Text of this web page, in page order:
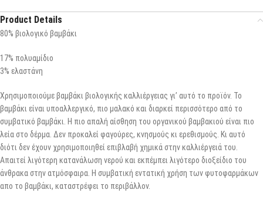
Product Details
80% βιολογικό βαμβάκι
17% πολυαμίδιο
3% ελαστάνη
Χρησιμοποιούμε βαμβάκι βιολογικής καλλιέργειας γι’ αυτό το προϊόν. Το
βαμβάκι είναι υποαλλεργικό, πιο μαλακό και διαρκεί περισσότερο από το
συμβατικό βαμβάκι. Η πιο απαλή αίσθηση του οργανικού βαμβακιού είναι πιο
λεία στο δέρμα. Δεν προκαλεί φαγούρες, κνησμούς κι ερεθισμούς. Κι αυτό
διότι δεν έχουν χρησιμοποιηθεί επιβλαβή χημικά στην καλλιέργειά του.
Απαιτεί λιγότερη κατανάλωση νερού και εκπέμπει λιγότερο διοξείδιο του
άνθρακα στην ατμόσφαιρα. Η συμβατική εντατική χρήση των φυτοφαρμάκων
απο το βαμβάκι, καταστρέφει το περιβάλλον.